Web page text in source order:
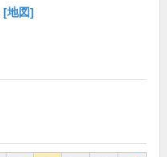
[地図]